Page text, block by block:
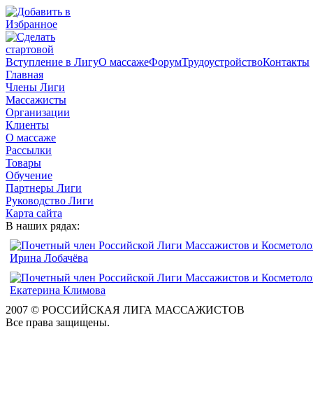
Вступление в ЛигуО массажеФорумТрудоустройствоКонтакты
Главная
Члены Лиги
Массажисты
Организации
Клиенты
О массаже
Рассылки
Товары
Обучение
Партнеры Лиги
Руководство Лиги
Карта сайта
В наших рядах:
2007 © РОССИЙСКАЯ ЛИГА МАССАЖИСТОВ
Все права защищены.